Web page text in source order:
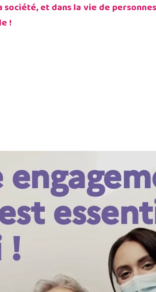
société, et dans la vie de
!